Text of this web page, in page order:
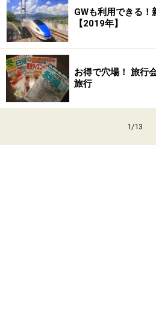
GWも利用できる
【2019年】
お得で穴場！ 旅行
旅行
1/13